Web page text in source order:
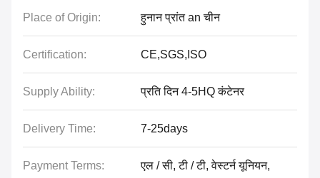
Place of Origin: हुनान प्रांत an चीन
Certification: CE,SGS,ISO
Supply Ability: प्रति दिन 4-5HQ कंटेनर
Delivery Time: 7-25days
Payment Terms:
एल / सी, टी / टी, वेस्टर्न यूनियन,